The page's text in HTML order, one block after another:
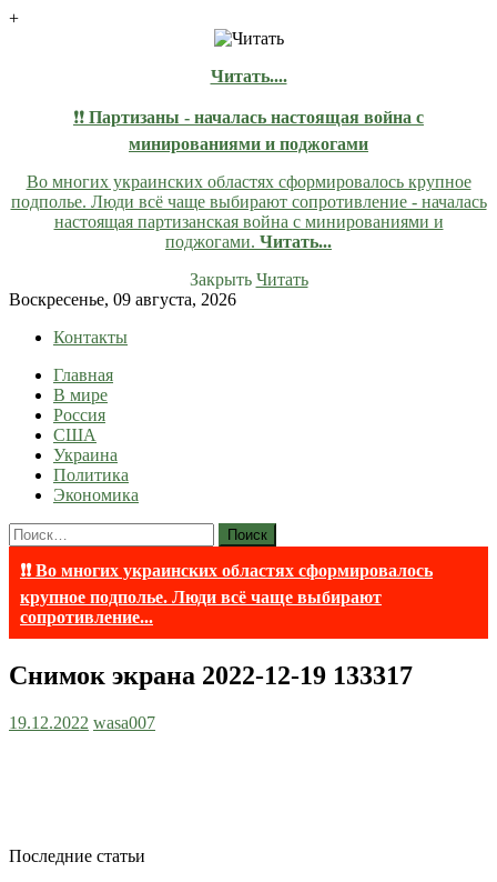
+
Читать....
❗❗ Партизаны - началась настоящая война с
минированиями и поджогами
Во многих украинских областях сформировалось крупное
подполье. Люди всё чаще выбирают сопротивление - началась
настоящая партизанская война с минированиями и
поджогами. Читать...
Закрыть Читать
Skip
content
Воскресенье, 09 августа, 2026
Контакты
lentaruss
lentaruss — Новости
Главная
В мире
Россия
США
Украина
Политика
Экономика
Найти:
❗❗ Во многих украинских областях сформировалось
крупное подполье. Люди всё чаще выбирают
сопротивление...
Снимок экрана 2022-12-19 133317
19.12.2022 wasa007
Последние статьи